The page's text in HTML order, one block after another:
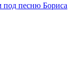
под песню Бориса